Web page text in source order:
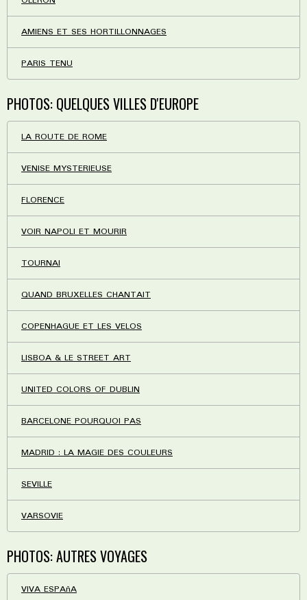
AMIENS ET SES HORTILLONNAGES
PARIS TENU
PHOTOS: QUELQUES VILLES D'EUROPE
LA ROUTE DE ROME
VENISE MYSTERIEUSE
FLORENCE
VOIR NAPOLI ET MOURIR
TOURNAI
QUAND BRUXELLES CHANTAIT
COPENHAGUE ET LES VELOS
LISBOA & LE STREET ART
UNITED COLORS OF DUBLIN
BARCELONE POURQUOI PAS
MADRID : LA MAGIE DES COULEURS
SEVILLE
VARSOVIE
PHOTOS: AUTRES VOYAGES
VIVA ESPAñA